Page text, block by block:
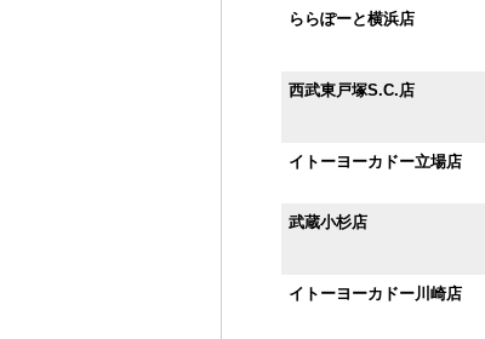
ららぽーと横浜店
西武東戸塚S.C.店
イトーヨーカドー立場店
武蔵小杉店
イトーヨーカドー川崎店